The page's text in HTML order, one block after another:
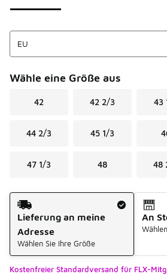
Wähle eine Größe aus
42 42 2/3 43
44 2/3 45 1/3
47 1/3 48 48
Versandart
Lieferung an meine
Adresse
Wählen Sie Ihre Größe
An
Kostenfreier Standardversand für FLX-